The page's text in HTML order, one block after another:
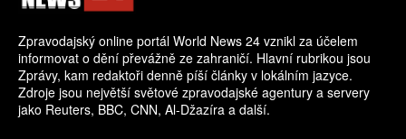
Zpravodajský online portál World News 24 vznikl za účelem
informovat o dění převážně ze zahraničí. Hlavní rubrikou jsou
Zprávy, kam redaktoři denně píší články v lokálním jazyce.
Zdroje jsou největší světové zpravodajské agentury a servery
jako Reuters, BBC, CNN, Al-Džazíra a další.